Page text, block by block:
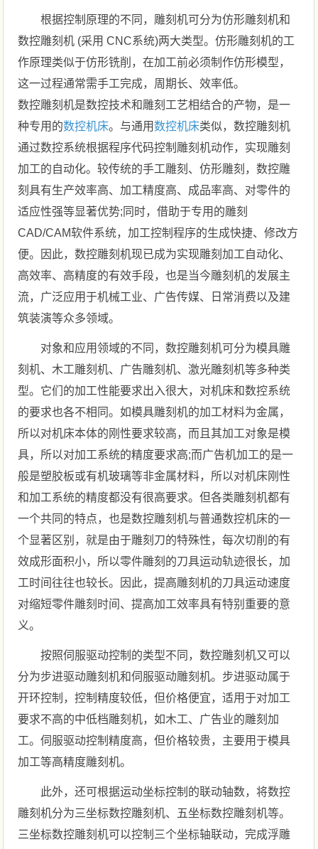
根据控制原理的不同，雕刻机可分为仿形雕刻机和
数控雕刻机 (采用 CNC系统)两大类型。仿形雕刻机的工
作原理类似于仿形铣削，在加工前必须制作仿形模型，
这一过程通常需手工完成，周期长、效率低。
数控雕刻机是数控技术和雕刻工艺相结合的产物，是一
种专用的数控机床。与通用数控机床类似，数控雕刻机
通过数控系统根据程序代码控制雕刻机动作，实现雕刻
加工的自动化。较传统的手工雕刻、仿形雕刻，数控雕
刻具有生产效率高、加工精度高、成品率高、对零件的
适应性强等显著优势;同时，借助于专用的雕刻
CAD/CAM软件系统，加工控制程序的生成快捷、修改方
便。因此，数控雕刻机现已成为实现雕刻加工自动化、
高效率、高精度的有效手段，也是当今雕刻机的发展主
流，广泛应用于机械工业、广告传媒、日常消费以及建
筑装演等众多领域。
对象和应用领域的不同，数控雕刻机可分为模具雕
刻机、木工雕刻机、广告雕刻机、激光雕刻机等多种类
型。它们的加工性能要求出入很大，对机床和数控系统
的要求也各不相同。如模具雕刻机的加工材料为金属，
所以对机床本体的刚性要求较高，而且其加工对象是模
具，所以对加工系统的精度要求高;而广告机加工的是一
般是塑胶板或有机玻璃等非金属材料，所以对机床刚性
和加工系统的精度都没有很高要求。但各类雕刻机都有
一个共同的特点，也是数控雕刻机与普通数控机床的一
个显著区别，就是由于雕刻刀的特殊性，每次切削的有
效成形面积小，所以零件雕刻的刀具运动轨迹很长，加
工时间往往也较长。因此，提高雕刻机的刀具运动速度
对缩短零件雕刻时间、提高加工效率具有特别重要的意
义。
按照伺服驱动控制的类型不同，数控雕刻机又可以
分为步进驱动雕刻机和伺服驱动雕刻机。步进驱动属于
开环控制，控制精度较低，但价格便宜，适用于对加工
要求不高的中低档雕刻机，如木工、广告业的雕刻加
工。伺服驱动控制精度高，但价格较贵，主要用于模具
加工等高精度雕刻机。
此外，还可根据运动坐标控制的联动轴数，将数控
雕刻机分为三坐标数控雕刻机、五坐标数控雕刻机等。
三坐标数控雕刻机可以控制三个坐标轴联动，完成浮雕